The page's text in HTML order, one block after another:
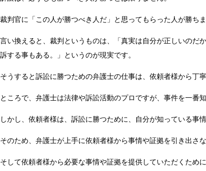
裁判官に「この人が勝つべき人だ」と思ってもらった人が勝ちま
言い換えると、裁判というものは、「真実は自分が正しいのだ
訴する事もある。」というのが現実です。
そうすると訴訟に勝つための弁護士の仕事は、依頼者様から丁
ところで、弁護士は法律や訴訟活動のプロですが、事件を一番
しかし、依頼者様は、訴訟に勝つために、自分が知っている事
そのため、弁護士が上手に依頼者様から事情や証拠を引き出さ
そして依頼者様から必要な事情や証拠を提供していただくため